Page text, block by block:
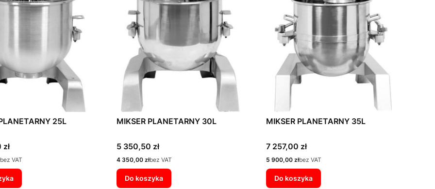
25L
bez VAT
MIKSER PLANETARNY 30L
Cena
5 350,50 zł
Cena
4 350,00 złbez VAT
Do koszyka
MIKSER PLANETARNY 35L
Cena
7 257,00 zł
Cena
5 900,00 złbez VAT
Do koszyka